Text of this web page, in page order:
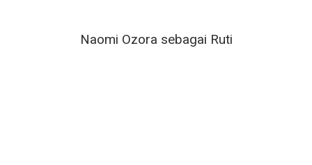
Naomi Ozora sebagai Ruti